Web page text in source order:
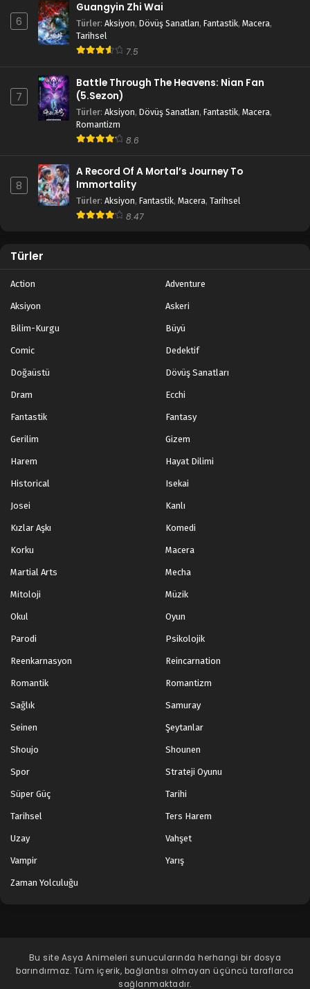
6
Guangyin Zhi Wai
Türler: Aksiyon, Dövüş Sanatları, Fantastik, Macera,
Tarihsel
7.5
7
Battle Through The Heavens: Nian Fan
(5.Sezon)
Türler: Aksiyon, Dövüş Sanatları, Fantastik, Macera,
Romantizm
8.6
8
A Record Of A Mortal’s Journey To
Immortality
Türler: Aksiyon, Fantastik, Macera, Tarihsel
8.47
Türler
Action Adventure
Aksiyon Askeri
Bilim-Kurgu Büyü
Comic Dedektif
Doğaüstü Dövüş Sanatları
Dram Ecchi
Fantastik Fantasy
Gerilim Gizem
Harem Hayat Dilimi
Historical Isekai
Josei Kanlı
Kızlar Aşkı Komedi
Korku Macera
Martial Arts Mecha
Mitoloji Müzik
Okul Oyun
Parodi Psikolojik
Reenkarnasyon Reincarnation
Romantik Romantizm
Sağlık Samuray
Seinen Şeytanlar
Shoujo Shounen
Spor Strateji Oyunu
Süper Güç Tarihi
Tarihsel Ters Harem
Uzay Vahşet
Vampir Yarış
Zaman Yolculuğu
Bu site Asya Animeleri sunucularında herhangi bir dosya
barındırmaz. Tüm içerik, bağlantısı olmayan üçüncü taraflarca
sağlanmaktadır.